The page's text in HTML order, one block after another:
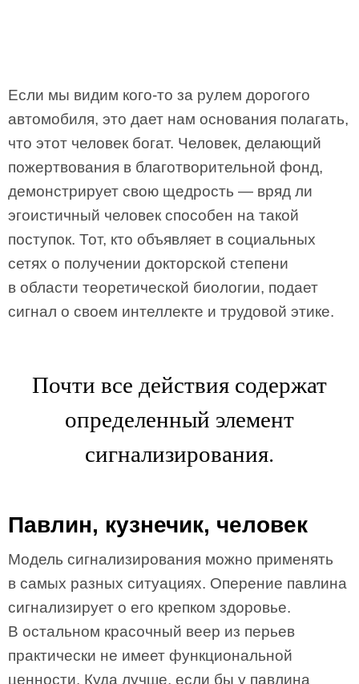
Если мы видим кого-то за рулем дорогого
автомобиля, это дает нам основания полагать,
что этот человек богат. Человек, делающий
пожертвования в благотворительной фонд,
демонстрирует свою щедрость — вряд ли
эгоистичный человек способен на такой
поступок. Тот, кто объявляет в социальных
сетях о получении докторской степени
в области теоретической биологии, подает
сигнал о своем интеллекте и трудовой этике.
Почти все действия содержат
определенный элемент
сигнализирования.
Павлин, кузнечик, человек
Модель сигнализирования можно применять
в самых разных ситуациях. Оперение павлина
сигнализирует о его крепком здоровье.
В остальном красочный веер из перьев
практически не имеет функциональной
ценности. Куда лучше, если бы у павлина